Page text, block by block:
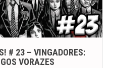
# 23 – VINGADORES:
VORAZES